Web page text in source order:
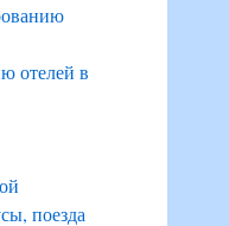
отелей в
поезда